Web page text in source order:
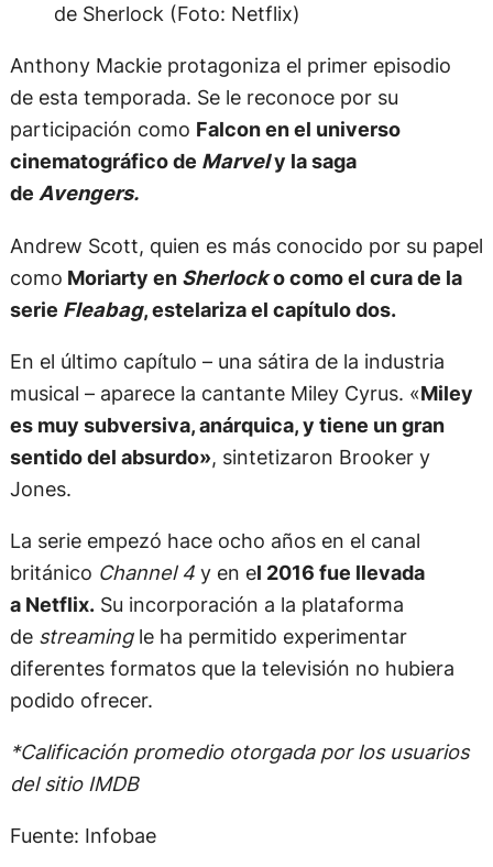
de Sherlock (Foto: Netflix)
Anthony Mackie protagoniza el primer episodio
de esta temporada. Se le reconoce por su
participación como Falcon en el universo
cinematográfico de Marvely la saga
de Avengers.
Andrew Scott, quien es más conocido por su papel
como Moriarty en Sherlocko como el cura de la
serie Fleabag, estelariza el capítulo dos.
En el último capítulo – una sátira de la industria
musical – aparece la cantante Miley Cyrus. «Miley
es muy subversiva, anárquica, y tiene un gran
sentido del absurdo», sintetizaron Brooker y
Jones.
La serie empezó hace ocho años en el canal
británico Channel 4y en el 2016 fue llevada
a Netflix.Su incorporación a la plataforma
de streamingle ha permitido experimentar
diferentes formatos que la televisión no hubiera
podido ofrecer.
*Calificación promedio otorgada por los usuarios
del sitio IMDB
Fuente: Infobae